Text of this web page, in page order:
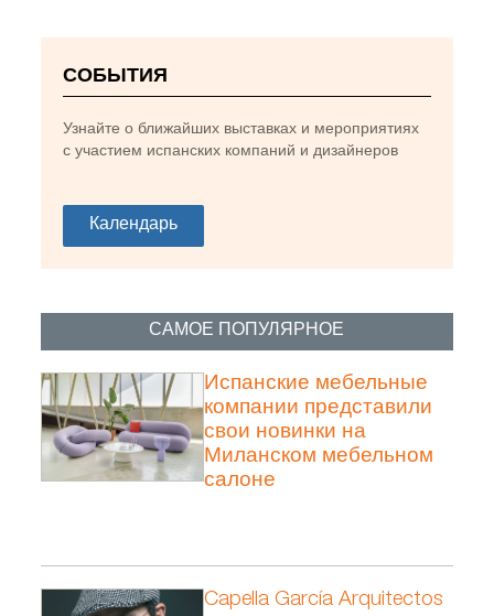
Подвесные светильники SWIRL дизайнера Ray
Arquiluz предоставлено LZF
СОБЫТИЯ
Узнайте о ближайших выставках и мероприятиях
с участием испанских компаний и дизайнеров
Календарь
САМОЕ ПОПУЛЯРНОЕ
Испанские мебельные
компании представили
свои новинки на
Миланском мебельном
салоне
Capella García Arquitectos